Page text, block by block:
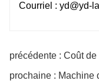
Courriel : yd@yd-